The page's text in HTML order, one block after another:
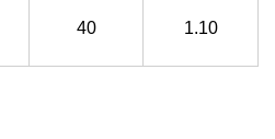
40 1.10